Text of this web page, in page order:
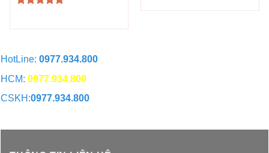
HotLine: 0977.934.800
HCM: 0977.934.800
CSKH:0977.934.800